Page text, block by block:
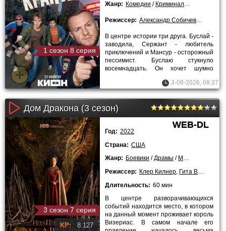
1 сезон 8 серия
Жанр: Комедии / Криминальные
Режиссер: Александр Собичевский
В центре истории три друга. Буслай -
заводила, Сержант - любитель
приключений и Мансур - осторожный
пессимист. Буслаю стукнуло
восемнадцать. Он хочет шумно
3-08-2026, 08:37
Дом Дракона (3 сезон)
3 сезон 7 серия
KP: 8.127
WEB-DL
Год: 2022
Страна: США
Жанр: Боевики /Драмы / Мелодрамы
Режиссер: Клер Килнер, Гита Васант Пател
Длительность: 60 мин
В центре разворачивающихся
событий находится место, в котором
на данный момент проживает король
Визериас. В самом начале его